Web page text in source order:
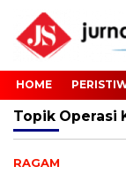
HOME
Topik Operasi
RAGAM